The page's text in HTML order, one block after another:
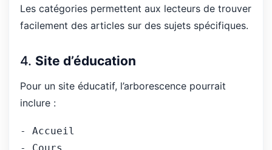
Les catégories permettent aux lecteurs de trouver
facilement des articles sur des sujets spécifiques.
4. Site d’éducation
Pour un site éducatif, l’arborescence pourrait
inclure :
- Accueil